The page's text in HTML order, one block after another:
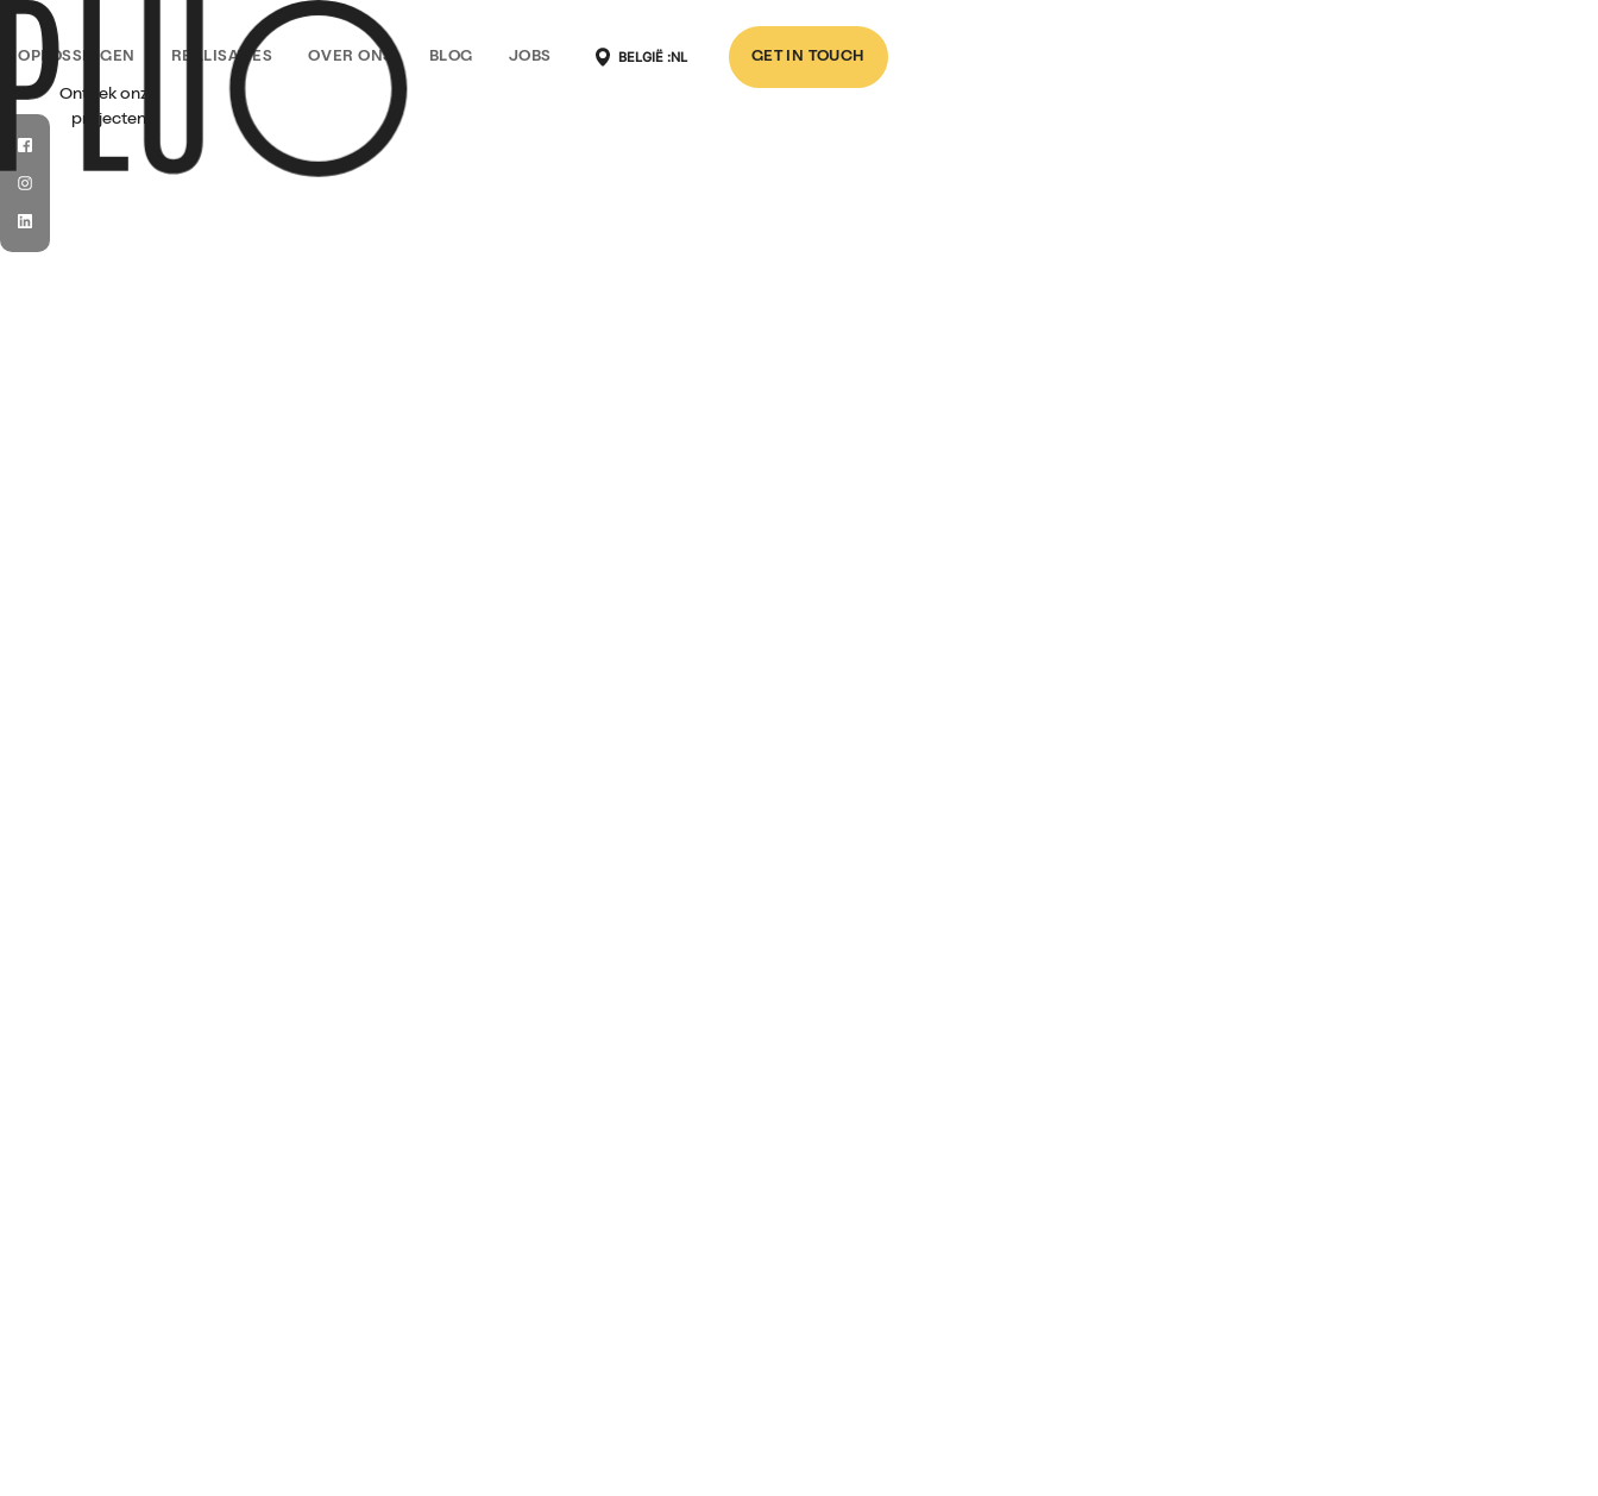
PLUO
OPLOSSINGEN REALISATIES OVER ONS BLOG JOBS GET IN TOUCH
BELGIË :NL
Facebook
Instagram
LinkedIn
Ontdek onze
projecten